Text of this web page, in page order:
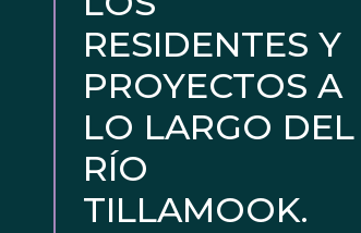
RESIDENTES Y
PROYECTOS A
LO LARGO DEL
RÍO
TILLAMOOK.